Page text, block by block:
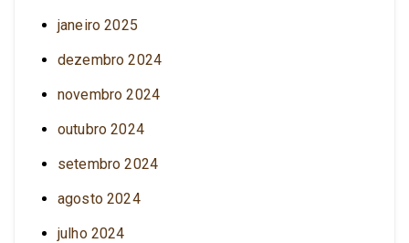
janeiro 2025
dezembro 2024
novembro 2024
outubro 2024
setembro 2024
agosto 2024
julho 2024